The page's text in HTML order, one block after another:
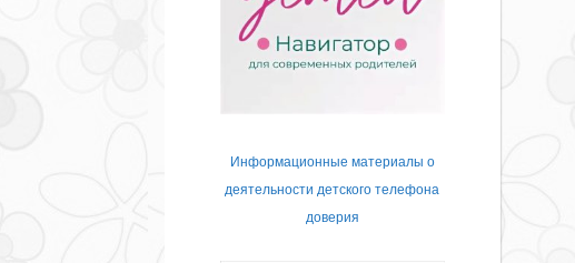
Информационные материалы о
деятельности детского телефона
доверия